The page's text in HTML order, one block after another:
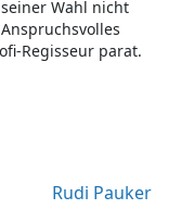
Wahl nicht
Regisseur parat.
Rudi Pauker